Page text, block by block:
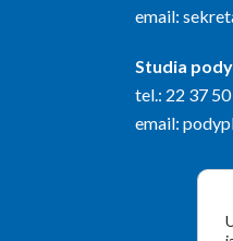
email:
Studia
tel.: 22 37
email: